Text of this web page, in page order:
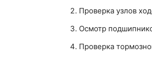
Проверка узлов
Осмотр
Проверка